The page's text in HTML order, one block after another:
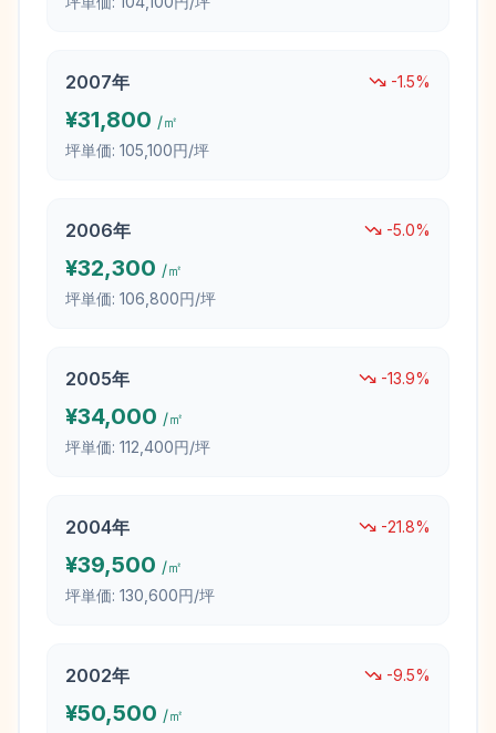
2007年 -1.5%
¥31,800 /㎡
坪単価: 105,100円/坪
2006年 -5.0%
¥32,300 /㎡
坪単価: 106,800円/坪
2005年 -13.9%
¥34,000 /㎡
坪単価: 112,400円/坪
2004年 -21.8%
¥39,500 /㎡
坪単価: 130,600円/坪
2002年 -9.5%
¥50,500 /㎡